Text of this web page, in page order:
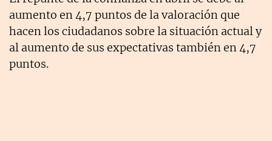
aumento en 4,7 puntos de la valoración que
hacen los ciudadanos sobre la situación actual y
al aumento de sus expectativas también en 4,7
puntos.